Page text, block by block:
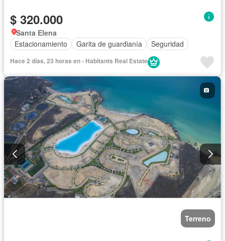
$ 320.000
Santa Elena
Estacionamiento
Garita de guardianía Seguridad
Hace 2 días, 23 horas en - Habitants Real Estate
Terreno